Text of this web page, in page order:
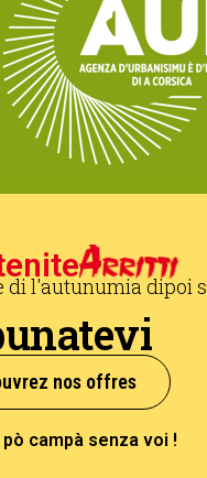
di l'autunumia dipoi
nos offres
campà senza voi !